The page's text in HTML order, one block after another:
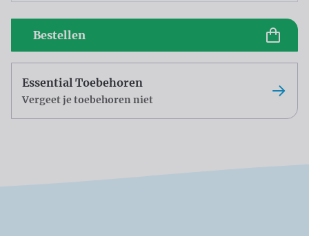
Bestellen
Essential Toebehoren
Vergeet je toebehoren niet